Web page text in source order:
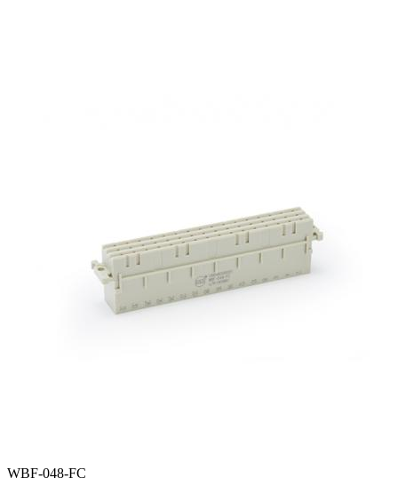
WBF-048-FC